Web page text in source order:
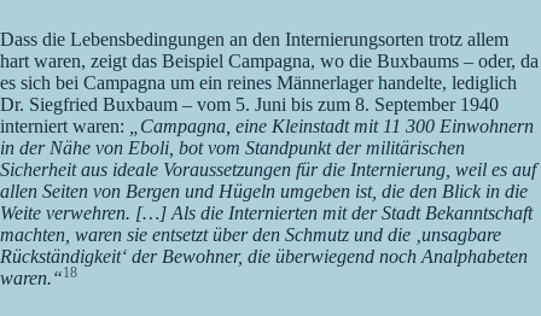
Dass die Lebensbedingungen an den Internierungsorten trotz allem
hart waren, zeigt das Beispiel Campagna, wo die Buxbaums – oder, da
es sich bei Campagna um ein reines Männerlager handelte, lediglich
Dr. Siegfried Buxbaum – vom 5. Juni bis zum 8. September 1940
interniert waren:
„Campagna, eine Kleinstadt mit 11 300 Einwohnern
in der Nähe von Eboli, bot vom Standpunkt der militärischen
Sicherheit aus ideale Voraussetzungen für die Internierung, weil es auf
allen Seiten von Bergen und Hügeln umgeben ist, die den Blick in die
Weite verwehren. […] Als die Internierten mit der Stadt Bekanntschaft
machten, waren sie entsetzt über den Schmutz und die ‚unsagbare
Rückständigkeit‘ der Bewohner, die überwiegend noch Analphabeten
waren.“18